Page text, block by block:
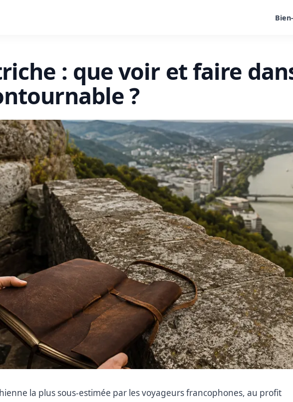
: que voir et faire
?
la plus sous-estimée par les voyageurs francophones, au profit